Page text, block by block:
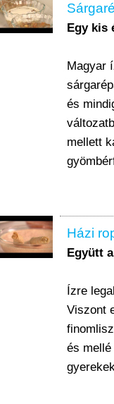
Egy kis
Magyar
és
mellett
Házi
Együtt
Ízre
Viszont
és